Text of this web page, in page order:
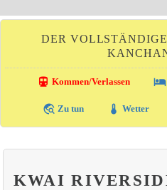
DER
directions_transit Kommen/Verlassen local_hotel
travel_explore Zu tun thermostat Wetter
KWAI